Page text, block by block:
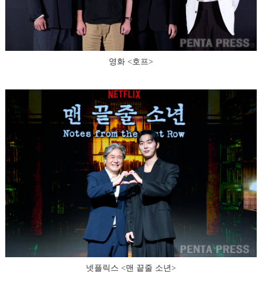
영화 <호프>
넷플릭스 <맨 끝줄 소년>